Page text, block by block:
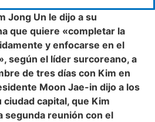
Jong Un le dijo a su
que quiere «completar la
y enfocarse en el
según el líder surcoreano, a
de tres días con Kim en
Moon Jae-in dijo a los
capital, que Kim
segunda reunión con el